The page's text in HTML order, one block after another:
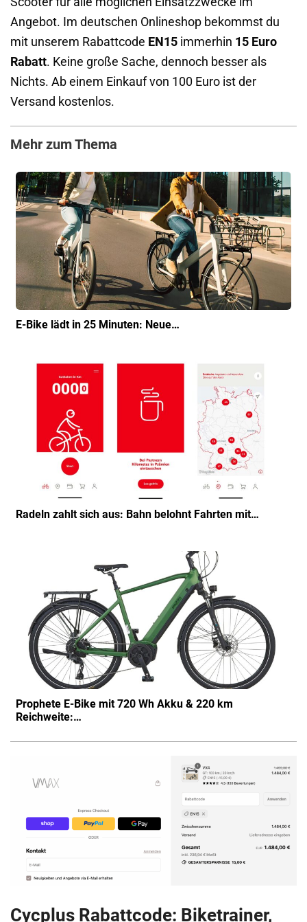
Angebot. Im deutschen Onlineshop bekommst du
mit unserem Rabattcode EN15 immerhin 15 Euro
Rabatt. Keine große Sache, dennoch besser als
Nichts. Ab einem Einkauf von 100 Euro ist der
Versand kostenlos.
Mehr zum Thema
E-Bike lädt in 25 Minuten: Neue…
Radeln zahlt sich aus: Bahn belohnt Fahrten mit…
Prophete E-Bike mit 720 Wh Akku & 220 km
Reichweite:…
Cycplus Rabattcode: Biketrainer,